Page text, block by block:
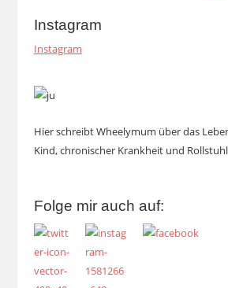
Instagram
Instagram
Hier schreibt Wheelymum über das
Kind, chronischer Krankheit und
Folge mir auch auf: